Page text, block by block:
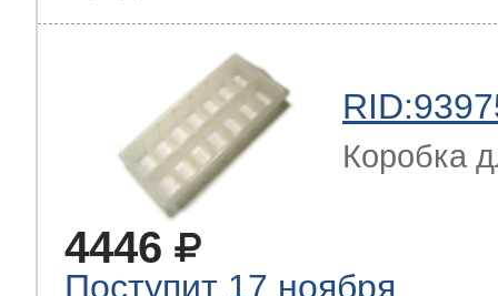
Коробка
4446
Поступит 17 ноября